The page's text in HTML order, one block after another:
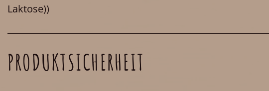
Laktose))
PRODUKTSICHERHEIT